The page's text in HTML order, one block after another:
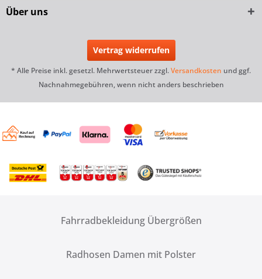
Über uns
Vertrag widerrufen
* Alle Preise inkl. gesetzl. Mehrwertsteuer zzgl.Versandkosten und ggf.
Nachnahmegebühren, wenn nicht anders beschrieben
Fahrradbekleidung Übergrößen
Radhosen Damen mit Polster